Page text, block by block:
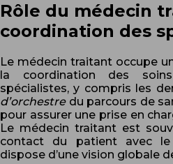
Rôle du médecin
coordination des
Le médecin traitant occupe
la coordination des
spécialistes, y compris les
d’orchestre du parcours de
pour assurer une prise en
Le médecin traitant est
contact du patient avec
dispose d’une vision globale